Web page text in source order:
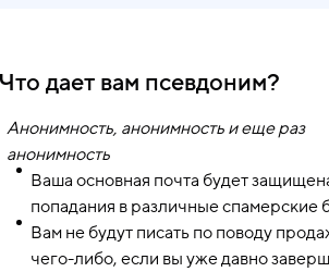
дает вам псевдоним?
Анонимность, анонимность и еще раз
анонимность
Ваша основная почта будет
попадания в различные спамерские
Вам не будут писать по поводу
чего-либо, если вы уже давно